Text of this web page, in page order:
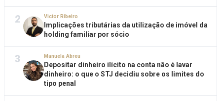
2 Victor Ribeiro
Implicações tributárias da utilização de imóvel da
holding familiar por sócio
3 Manuela Abreu
Depositar dinheiro ilícito na conta não é lavar
dinheiro: o que o STJ decidiu sobre os limites do
tipo penal